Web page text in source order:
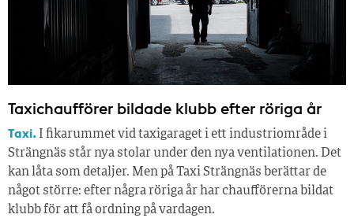
Taxichaufförer bildade klubb efter röriga år
Taxi. I fikarummet vid taxigaraget i ett industriområde i
Strängnäs står nya stolar under den nya ventilationen. Det
kan låta som detaljer. Men på Taxi Strängnäs berättar de
något större: efter några röriga år har chaufförerna bildat
klubb för att få ordning på vardagen.